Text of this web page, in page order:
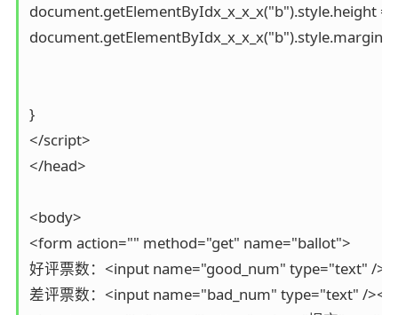
document.getElementByIdx_x_x_x("b").style.height =
}
</script>
</head>
<body>
<form action="" method="get" name="ballot">
好评票数：<input name="good_num" type="text" /
差评票数：<input name="bad_num" type="text" /